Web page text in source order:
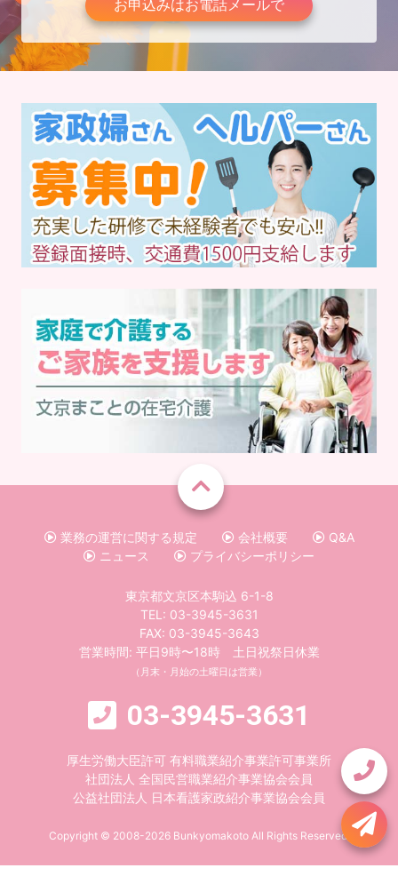
お申込みはお電話メールで
業務の運営に関する規定 会社概要
Q&A
ニュース
プライバシーポリシー
東京都文京区本駒込 6-1-8
TEL: 03-3945-3631
FAX: 03-3945-3643
営業時間: 平日9時〜18時 土日祝祭日休業
（月末・月始の土曜日は営業）
03-3945-3631
厚生労働大臣許可 有料職業紹介事業許可事業所
社団法人 全国民営職業紹介事業協会会員
公益社団法人 日本看護家政紹介事業協会会員
Copyright © 2008-2026 Bunkyomakoto All Rights Reserved.